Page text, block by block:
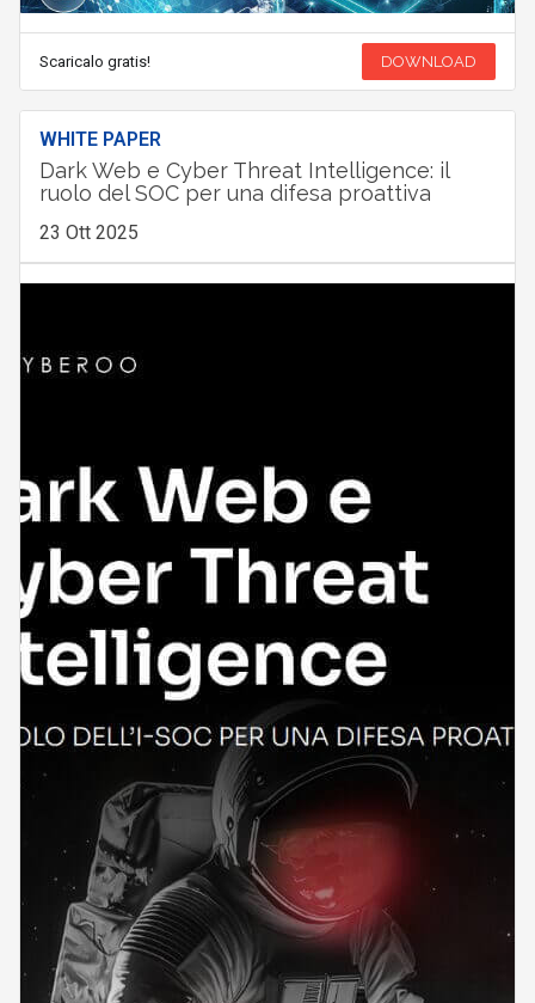
Scaricalo gratis! DOWNLOAD
WHITE PAPER
Dark Web e Cyber Threat Intelligence: il
ruolo del SOC per una difesa proattiva
23 Ott 2025